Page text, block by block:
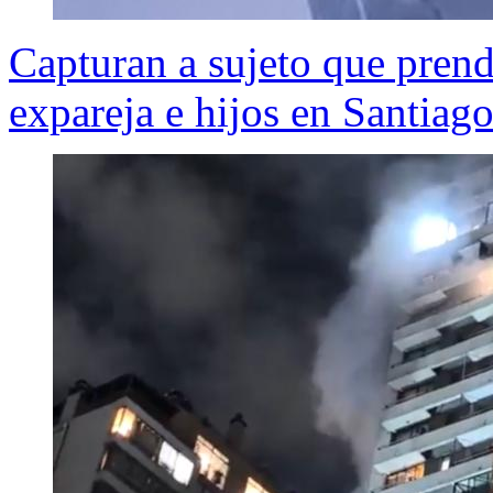
Capturan a sujeto que
expareja e hijos en